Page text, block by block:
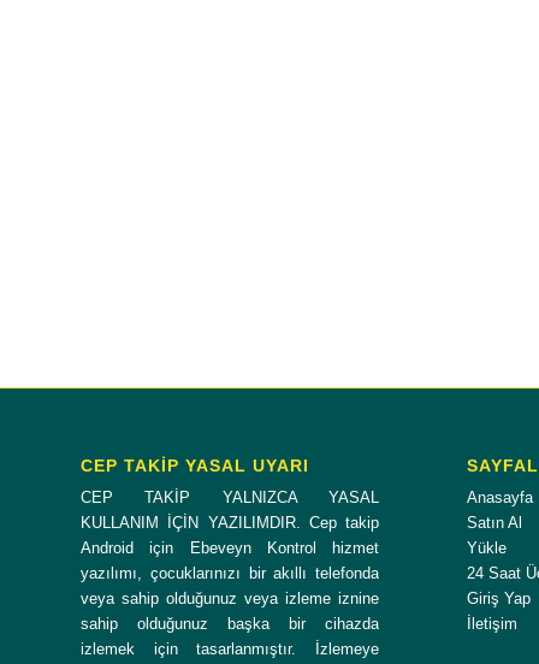
CEP TAKİP YASAL UYARI
CEP TAKİP YALNIZCA YASAL
KULLANIM İÇİN YAZILIMDIR. Cep takip
Android için Ebeveyn Kontrol hizmet
yazılımı, çocuklarınızı bir akıllı telefonda
veya sahip olduğunuz veya izleme iznine
sahip olduğunuz başka bir cihazda
izlemek için tasarlanmıştır. İzlemeye
Anasayfa
Satın Al
Yükle
24 Saat
Giriş Yap
İletişim